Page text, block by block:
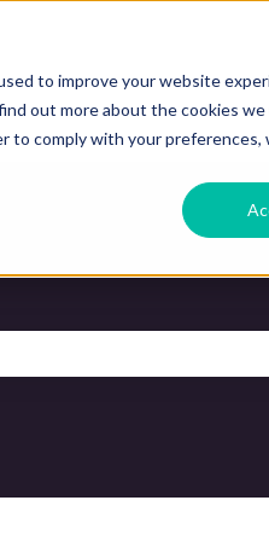
to improve your website
out more about the cookies we
comply with your preferences,